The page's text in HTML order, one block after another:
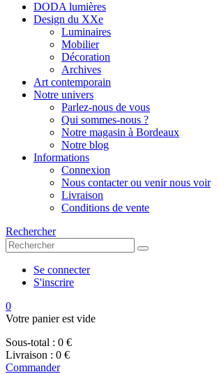
DODA lumières
Design du XXe
Luminaires
Mobilier
Décoration
Archives
Art contemporain
Notre univers
Parlez-nous de vous
Qui sommes-nous ?
Notre magasin à Bordeaux
Notre blog
Informations
Connexion
Nous contacter ou venir nous voir
Livraison
Conditions de vente
Rechercher
Se connecter
S'inscrire
0
Votre panier est vide
Sous-total : 0 €
Livraison : 0 €
Commander